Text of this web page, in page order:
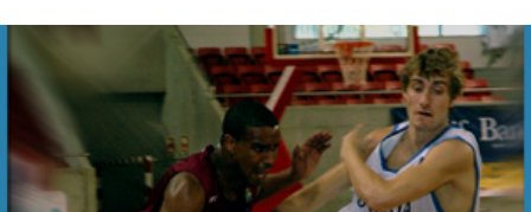
LIGA BETCLIC FEMININA